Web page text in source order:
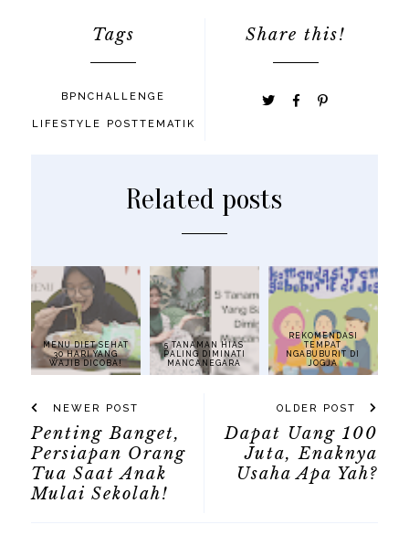
Share this!
Tags
BPNCHALLENGE
LIFESTYLE POSTTEMATIK
Related posts
MENU DIET SEHAT
30 HARI YANG
WAJIB DICOBA!
5 TANAMAN HIAS
PALING DIMINATI
MANCANEGARA
REKOMENDASI
TEMPAT
NGABUBURIT DI
JOGJA
NEWER POST
Penting Banget,
Persiapan Orang
Tua Saat Anak
Mulai Sekolah!
OLDER POST
Dapat Uang 100
Juta, Enaknya
Usaha Apa Yah?